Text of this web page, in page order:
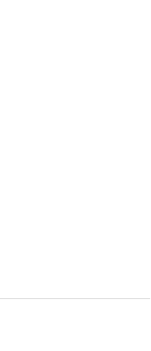
domiciliare
visite domiciliari ai
pazienti.
domiciliare per i
IL PROBLEMA?
migliorare!